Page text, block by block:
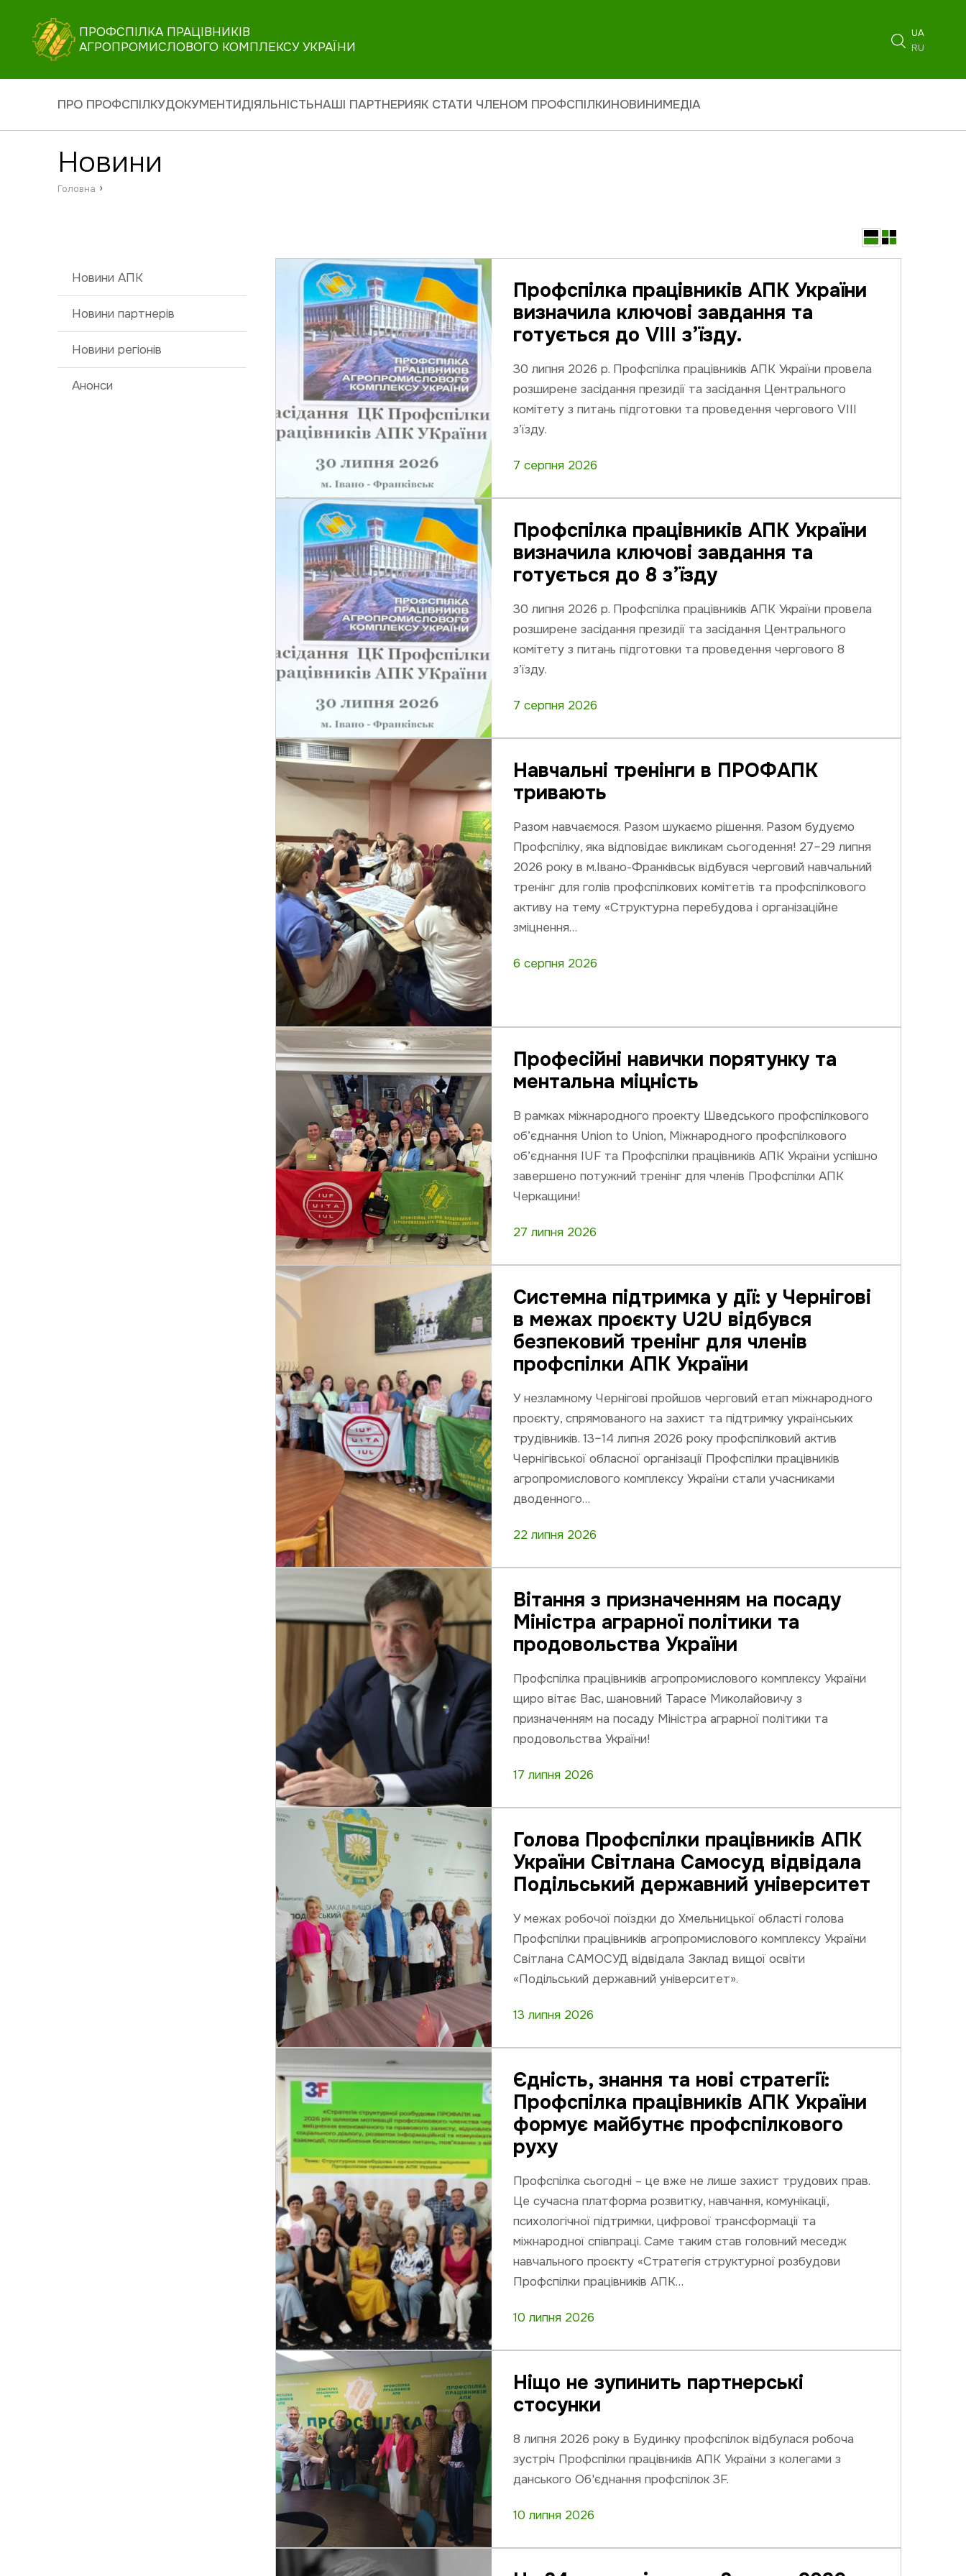
ПРОФСПІЛКА ПРАЦІВНИКІВ
АГРОПРОМИСЛОВОГО КОМПЛЕКСУ УКРАЇНИ
UA
RU
ПРО ПРОФСПІЛКУДОКУМЕНТИДІЯЛЬНІСТЬНАШІ ПАРТНЕРИЯК СТАТИ ЧЛЕНОМ ПРОФСПІЛКИНОВИНИМЕДІА
Новини
Головна ›
Новини АПК
Новини партнерів
Новини регіонів
Анонси
Профспілка працівників АПК України
визначила ключові завдання та
готується до VIII з’їзду.
30 липня 2026 р. Профспілка працівників АПК України провела
розширене засідання президії та засідання Центрального
комітету з питань підготовки та проведення чергового VIII
з’їзду.
7 серпня 2026
Профспілка працівників АПК України
визначила ключові завдання та
готується до 8 з’їзду
30 липня 2026 р. Профспілка працівників АПК України провела
розширене засідання президії та засідання Центрального
комітету з питань підготовки та проведення чергового 8
з’їзду.
7 серпня 2026
Навчальні тренінги в ПРОФАПК
тривають
Разом навчаємося. Разом шукаємо рішення. Разом будуємо
Профспілку, яка відповідає викликам сьогодення! 27–29 липня
2026 року в м.Івано-Франківськ відбувся черговий навчальний
тренінг для голів профспілкових комітетів та профспілкового
активу на тему «Структурна перебудова і організаційне
зміцнення…
6 серпня 2026
Професійні навички порятунку та
ментальна міцність
В рамках міжнародного проекту Шведського профспілкового
об’єднання Union to Union, Міжнародного профспілкового
об’єднання IUF та Профспілки працівників АПК України успішно
завершено потужний тренінг для членів Профспілки АПК
Черкащини!
27 липня 2026
Системна підтримка у дії: у Чернігові
в межах проєкту U2U відбувся
безпековий тренінг для членів
профспілки АПК України
У незламному Чернігові пройшов черговий етап міжнародного
проєкту, спрямованого на захист та підтримку українських
трудівників. 13–14 липня 2026 року профспілковий актив
Чернігівської обласної організації Профспілки працівників
агропромислового комплексу України стали учасниками
дводенного…
22 липня 2026
Вітання з призначенням на посаду
Міністра аграрної політики та
продовольства України
Профспілка працівників агропромислового комплексу України
щиро вітає Вас, шановний Тарасе Миколайовичу з
призначенням на посаду Міністра аграрної політики та
продовольства України!
17 липня 2026
Голова Профспілки працівників АПК
України Світлана Самосуд відвідала
Подільський державний університет
У межах робочої поїздки до Хмельницької області голова
Профспілки працівників агропромислового комплексу України
Світлана САМОСУД відвідала Заклад вищої освіти
«Подільський державний університет».
13 липня 2026
Єдність, знання та нові стратегії:
Профспілка працівників АПК України
формує майбутнє профспілкового
руху
Профспілка сьогодні – це вже не лише захист трудових прав.
Це сучасна платформа розвитку, навчання, комунікації,
психологічної підтримки, цифрової трансформації та
міжнародної співпраці. Саме таким став головний меседж
навчального проєкту «Стратегія структурної розбудови
Профспілки працівників АПК…
10 липня 2026
Ніщо не зупинить партнерські
стосунки
8 липня 2026 року в Будинку профспілок відбулася робоча
зустріч Профспілки працівників АПК України з колегами з
данського Об'єднання профспілок 3F.
10 липня 2026